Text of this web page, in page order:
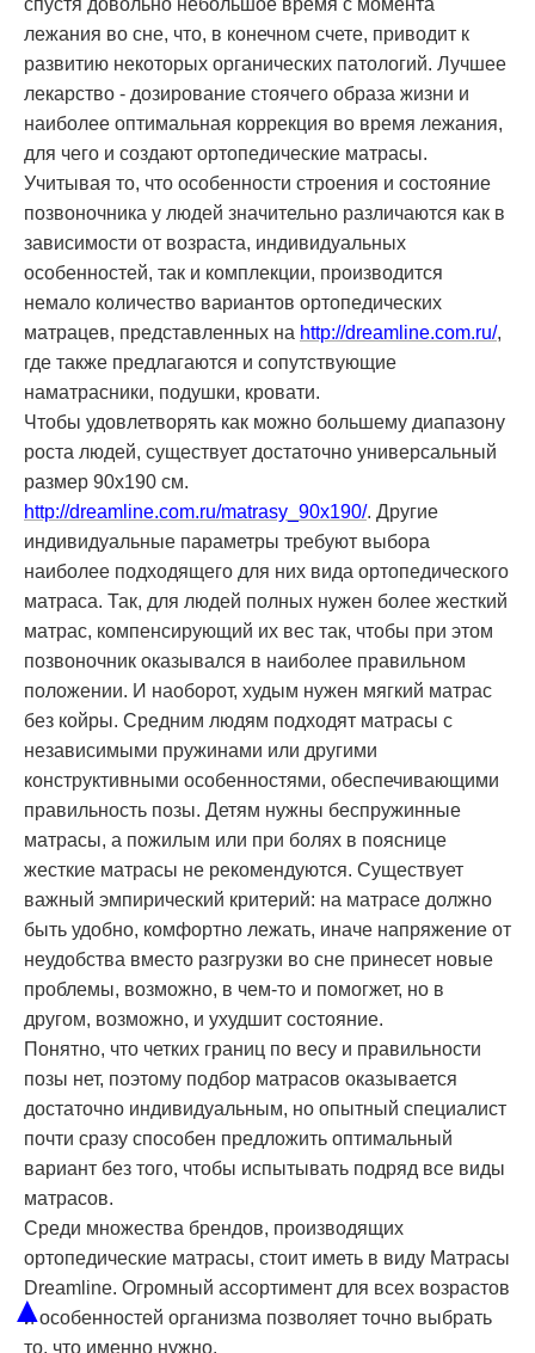
спустя довольно небольшое время с момента
лежания во сне, что, в конечном счете, приводит к
развитию некоторых органических патологий. Лучшее
лекарство - дозирование стоячего образа жизни и
наиболее оптимальная коррекция во время лежания,
для чего и создают ортопедические матрасы.
Учитывая то, что особенности строения и состояние
позвоночника у людей значительно различаются как в
зависимости от возраста, индивидуальных
особенностей, так и комплекции, производится
немало количество вариантов ортопедических
матрацев, представленных на http://dreamline.com.ru/,
где также предлагаются и сопутствующие
наматрасники, подушки, кровати.
Чтобы удовлетворять как можно большему диапазону
роста людей, существует достаточно универсальный
размер 90х190 см.
http://dreamline.com.ru/matrasy_90x190/. Другие
индивидуальные параметры требуют выбора
наиболее подходящего для них вида ортопедического
матраса. Так, для людей полных нужен более жесткий
матрас, компенсирующий их вес так, чтобы при этом
позвоночник оказывался в наиболее правильном
положении. И наоборот, худым нужен мягкий матрас
без койры. Средним людям подходят матрасы с
независимыми пружинами или другими
конструктивными особенностями, обеспечивающими
правильность позы. Детям нужны беспружинные
матрасы, а пожилым или при болях в пояснице
жесткие матрасы не рекомендуются. Существует
важный эмпирический критерий: на матрасе должно
быть удобно, комфортно лежать, иначе напряжение от
неудобства вместо разгрузки во сне принесет новые
проблемы, возможно, в чем-то и помогжет, но в
другом, возможно, и ухудшит состояние.
Понятно, что четких границ по весу и правильности
позы нет, поэтому подбор матрасов оказывается
достаточно индивидуальным, но опытный специалист
почти сразу способен предложить оптимальный
вариант без того, чтобы испытывать подряд все виды
матрасов.
Среди множества брендов, производящих
ортопедические матрасы, стоит иметь в виду Матрасы
Dreamline. Огромный ассортимент для всех возрастов
и особенностей организма позволяет точно выбрать
то, что именно нужно.
▲